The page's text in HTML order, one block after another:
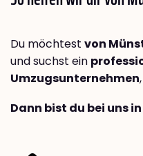
Du möchtest von
und suchst ein
Umzugsunternehmen
Dann bist du bei uns